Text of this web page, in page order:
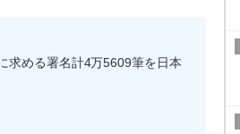
求める署名計4万5609筆を日本